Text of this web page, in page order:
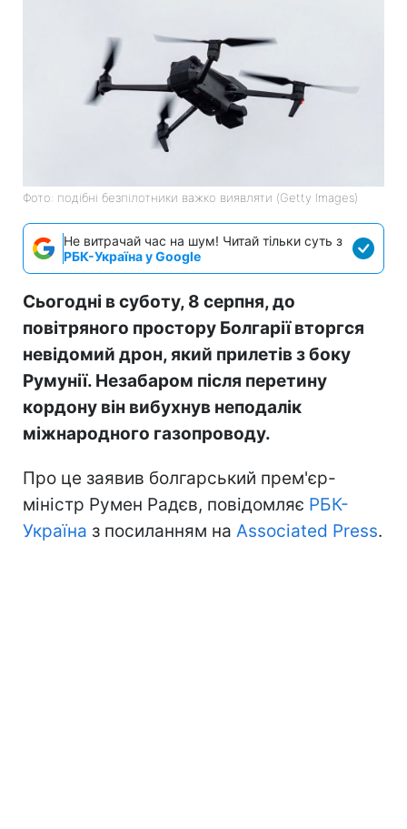
Фото: подібні безпілотники важко виявляти (Getty Images)
Не витрачай час на шум! Читай тільки суть з
РБК-Україна у Google
Сьогодні в суботу, 8 серпня, до
повітряного простору Болгарії вторгся
невідомий дрон, який прилетів з боку
Румунії. Незабаром після перетину
кордону він вибухнув неподалік
міжнародного газопроводу.
Про це заявив болгарський прем'єр-
міністр Румен Радєв, повідомляє РБК-
Україна з посиланням на Associated Press.